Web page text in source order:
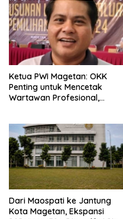
Ketua PWI Magetan: OKK
Penting untuk Mencetak
Wartawan Profesional,
Dari Maospati ke Jantung
Kota Magetan, Ekspansi